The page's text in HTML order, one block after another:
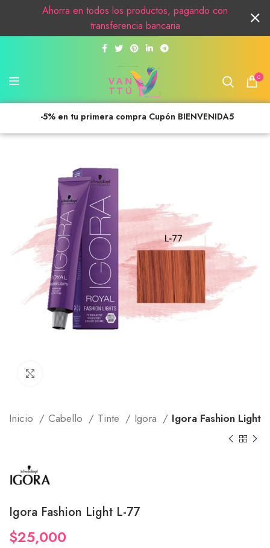
0
-5% en tu primera compra Cupón BIENVENIDA5
Inicio Cabello Tinte Igora Igora Fashion Light
Igora Fashion Light L-77
$25,000
Ahorra en todos los productos, pagando con
transferencia bancaria